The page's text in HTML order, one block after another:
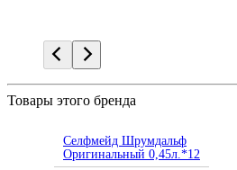
Товары этого бренда
Селфмейд Шрумдальф
Оригинальный 0,45л.*12